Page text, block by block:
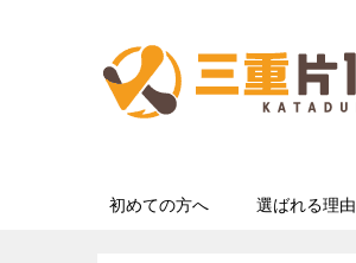
初めての方へ 選ばれる理由